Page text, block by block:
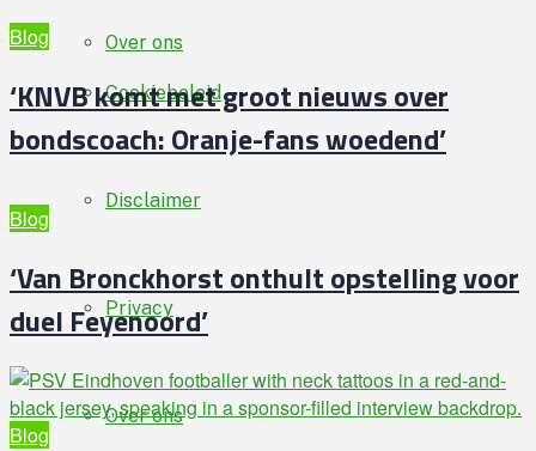
Cookiebeleid
Disclaimer
Privacy
Over ons
Over ons
Blog
‘KNVB komt met groot nieuws over
bondscoach: Oranje-fans woedend’
Blog
‘Van Bronckhorst onthult opstelling voor
duel Feyenoord’
Blog